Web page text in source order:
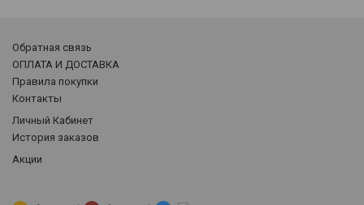
Обратная связь
ОПЛАТА И ДОСТАВКА
Правила покупки
Контакты
Личный Кабинет
История заказов
Акции